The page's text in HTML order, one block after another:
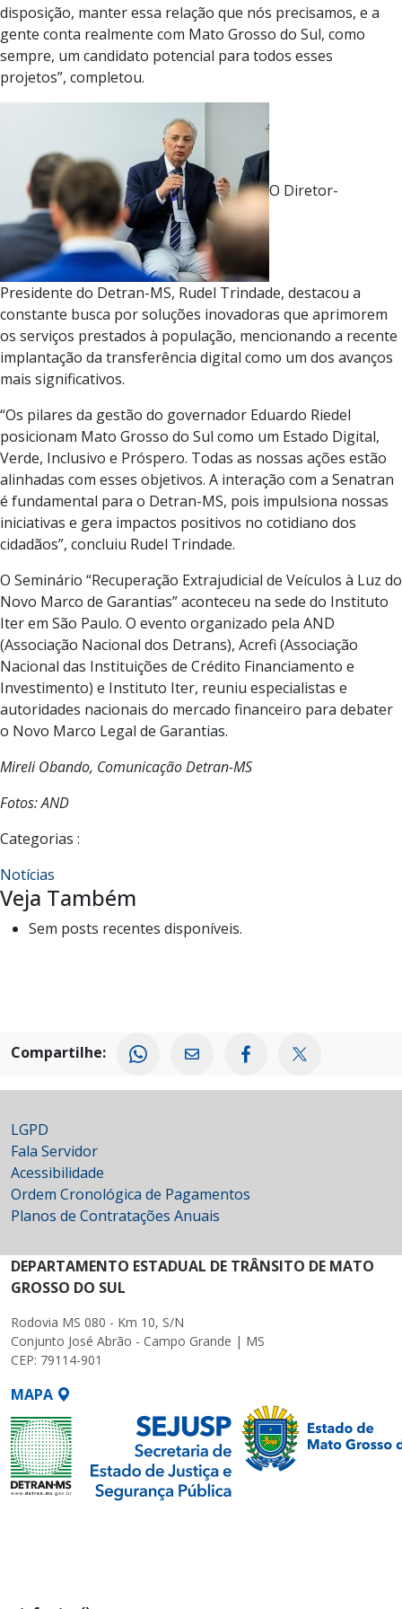
disposição, manter essa relação que nós precisamos, e a
gente conta realmente com Mato Grosso do Sul, como
sempre, um candidato potencial para todos esses
projetos”, completou.
O Diretor-
Presidente do Detran-MS, Rudel Trindade, destacou a
constante busca por soluções inovadoras que aprimorem
os serviços prestados à população, mencionando a recente
implantação da transferência digital como um dos avanços
mais significativos.
“Os pilares da gestão do governador Eduardo Riedel
posicionam Mato Grosso do Sul como um Estado Digital,
Verde, Inclusivo e Próspero. Todas as nossas ações estão
alinhadas com esses objetivos. A interação com a Senatran
é fundamental para o Detran-MS, pois impulsiona nossas
iniciativas e gera impactos positivos no cotidiano dos
cidadãos”, concluiu Rudel Trindade.
O Seminário “Recuperação Extrajudicial de Veículos à Luz do
Novo Marco de Garantias” aconteceu na sede do Instituto
Iter em São Paulo. O evento organizado pela AND
(Associação Nacional dos Detrans), Acrefi (Associação
Nacional das Instituições de Crédito Financiamento e
Investimento) e Instituto Iter, reuniu especialistas e
autoridades nacionais do mercado financeiro para debater
o Novo Marco Legal de Garantias.
Mireli Obando, Comunicação Detran-MS
Fotos: AND
Categorias :
Notícias
Veja Também
Sem posts recentes disponíveis.
Compartilhe:
LGPD
Fala Servidor
Acessibilidade
Ordem Cronológica de Pagamentos
Planos de Contratações Anuais
DEPARTAMENTO ESTADUAL DE TRÂNSITO DE MATO
GROSSO DO SUL
Rodovia MS 080 - Km 10, S/N
Conjunto José Abrão - Campo Grande | MS
CEP: 79114-901
MAPA